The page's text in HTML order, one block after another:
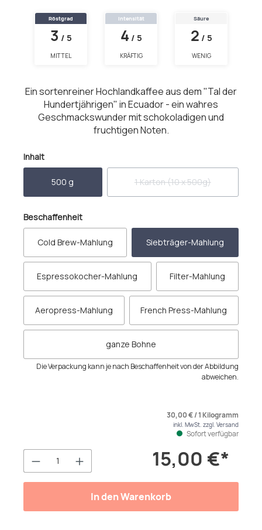
Röstgrad
3 / 5
MITTEL
Intensität
4 / 5
KRÄFTIG
Säure
2 / 5
WENIG
Ein sortenreiner Hochlandkaffee aus dem "Tal der
Hundertjährigen" in Ecuador - ein wahres
Geschmackswunder mit schokoladigen und
fruchtigen Noten.
Inhaltauswählen
500 g 1 Karton (10 x 500g)
(Diese Option ist zurzeit
Beschaffenheitauswählen
Cold Brew-Mahlung Siebträger-Mahlung
Espressokocher-Mahlung Filter-Mahlung
Aeropress-Mahlung French Press-Mahlung
ganze Bohne
Die Verpackung kann je nach Beschaffenheit von der Abbildung
abweichen.
Produkt Anzahl: Gib den15,00 €*
30,00 € / 1 Kilogramm
inkl. MwSt. zzgl. Versand
Sofort verfügbar
In den Warenkorb